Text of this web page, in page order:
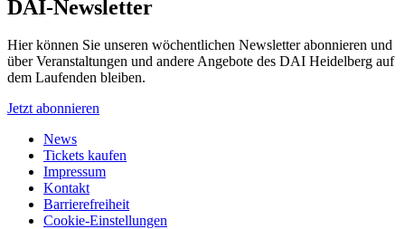
DAI-Newsletter
Hier können Sie unseren wöchentlichen Newsletter abonnieren und
über Veranstaltungen und andere Angebote des DAI Heidelberg auf
dem Laufenden bleiben.
Jetzt abonnieren
News
Tickets kaufen
Impressum
Kontakt
Barrierefreiheit
Cookie-Einstellungen